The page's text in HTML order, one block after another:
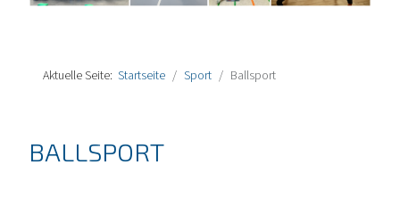
Aktuelle Seite: Startseite Sport Ballsport
BALLSPORT